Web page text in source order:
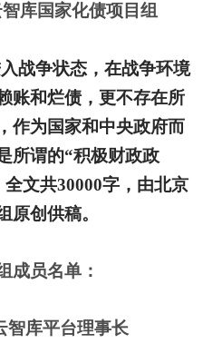
库国家化债项目组
战争状态，在战争环境
账和烂债，更不存在所
作为国家和中央政府而
所谓的“积极财政政
文共30000字，由北京
原创供稿。
成员名单：
智库平台理事长